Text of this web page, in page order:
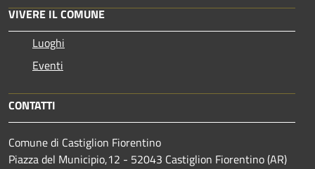
VIVERE IL COMUNE
Luoghi
Eventi
CONTATTI
Comune di Castiglion Fiorentino
Piazza del Municipio,12 - 52043 Castiglion Fiorentino (AR)